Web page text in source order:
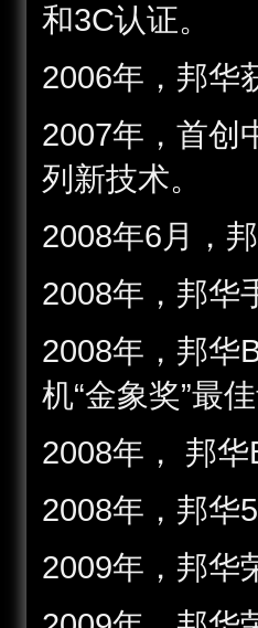
和3C认证。
2006年，邦华
2007年，首创
列新技术。
2008年6月，
2008年，邦华
2008年，邦华
机“金象奖”最
2008年， 邦
2008年，邦华
2009年，邦华